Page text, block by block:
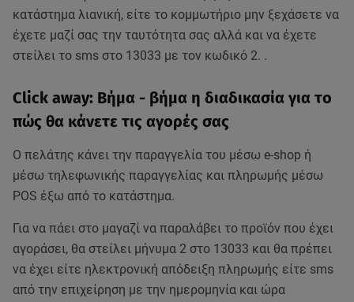
κατάστημα λιανική, είτε το κομμωτήριο μην ξεχάσετε να
έχετε μαζί σας την ταυτότητα σας αλλά και να έχετε
στείλει το sms στο 13033 με τον κωδικό 2. .
Click away: Βήμα - βήμα η διαδικασία για το
πώς θα κάνετε τις αγορές σας
Ο πελάτης κάνει την παραγγελία του μέσω e-shop ή
μέσω τηλεφωνικής παραγγελίας και πληρωμής μέσω
POS έξω από το κατάστημα.
Για να πάει στο μαγαζί να παραλάβει το προϊόν που έχει
αγοράσει, θα στείλει μήνυμα 2 στο 13033 και θα πρέπει
να έχει είτε ηλεκτρονική απόδειξη πληρωμής είτε sms
από την επιχείρηση με την ημερομηνία και ώρα